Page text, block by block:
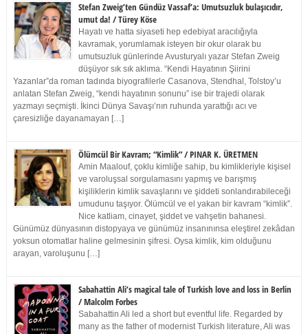
Stefan Zweig’ten Gündüz Vassaf’a: Umutsuzluk bulaşıcıdır,
umut da! / Türey Köse
Hayatı ve hatta siyaseti hep edebiyat aracılığıyla
kavramak, yorumlamak isteyen bir okur olarak bu
umutsuzluk günlerinde Avusturyalı yazar Stefan Zweig
düşüyor sık sık aklıma. “Kendi Hayatının Şiirini
Yazanlar”da roman tadında biyografilerle Casanova, Stendhal, Tolstoy’u
anlatan Stefan Zweig, “kendi hayatının sonunu” ise bir trajedi olarak
yazmayı seçmişti. İkinci Dünya Savaşı’nın ruhunda yarattığı acı ve
çaresizliğe dayanamayan […]
Ölümcül Bir Kavram; “Kimlik” / PINAR K. ÜRETMEN
Amin Maalouf, çoklu kimliğe sahip, bu kimlikleriyle kişisel
ve varoluşsal sorgulamasını yapmış ve barışmış
kişiliklerin kimlik savaşlarını ve şiddeti sonlandırabileceği
umudunu taşıyor. Ölümcül ve el yakan bir kavram “kimlik”.
Nice katliam, cinayet, şiddet ve vahşetin bahanesi.
Günümüz dünyasının distopyaya ve günümüz insanınınsa eleştirel zekâdan
yoksun otomatlar haline gelmesinin şifresi. Oysa kimlik, kim olduğunu
arayan, varoluşunu […]
Sabahattin Ali’s magical tale of Turkish love and loss in Berlin
/ Malcolm Forbes
Sabahattin Ali led a short but eventful life. Regarded by
many as the father of modernist Turkish literature, Ali was